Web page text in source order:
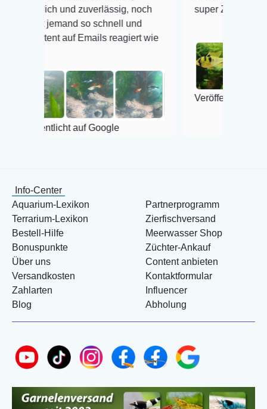
und zuverlässig, noch
so schnell und
auf Emails reagiert wie
auf Google
super Zustand. Gerne wieder
Veröffentlicht auf Google
Info-Center
Aquarium-Lexikon
Terrarium-Lexikon
Bestell-Hilfe
Bonuspunkte
Über uns
Versandkosten
Zahlarten
Blog
Partnerprogramm
Zierfischversand
Meerwasser Shop
Züchter-Ankauf
Content anbieten
Kontaktformular
Influencer
Abholung